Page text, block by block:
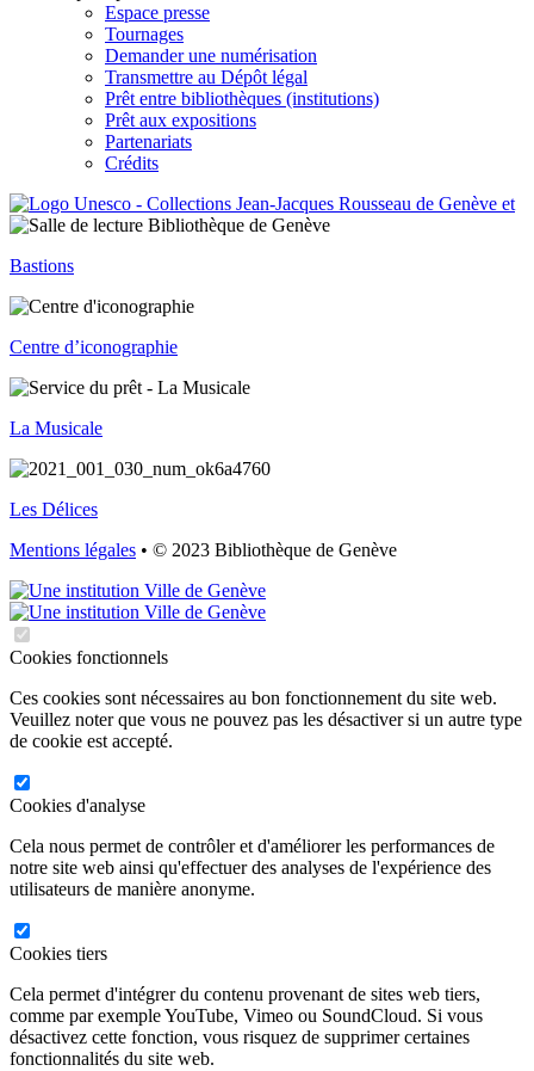
Espace presse
Tournages
Demander une numérisation
Transmettre au Dépôt légal
Prêt entre bibliothèques (institutions)
Prêt aux expositions
Partenariats
Crédits
Bastions
Centre d’iconographie
La Musicale
Les Délices
Mentions légales • © 2023 Bibliothèque de Genève
Cookies fonctionnels
Ces cookies sont nécessaires au bon fonctionnement du site web.
Veuillez noter que vous ne pouvez pas les désactiver si un autre type
de cookie est accepté.
Cookies d'analyse
Cela nous permet de contrôler et d'améliorer les performances de
notre site web ainsi qu'effectuer des analyses de l'expérience des
utilisateurs de manière anonyme.
Cookies tiers
Cela permet d'intégrer du contenu provenant de sites web tiers,
comme par exemple YouTube, Vimeo ou SoundCloud. Si vous
désactivez cette fonction, vous risquez de supprimer certaines
fonctionnalités du site web.